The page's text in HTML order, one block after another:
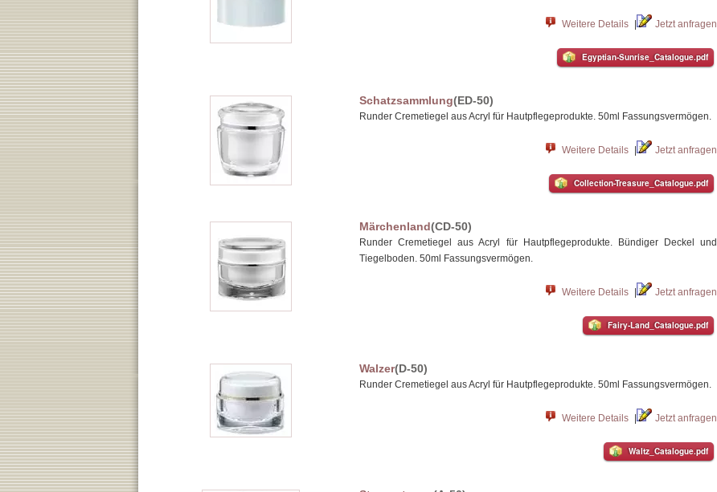
Weitere Details Jetzt anfragen
Egyptian-Sunrise_Catalogue.pdf
Schatzsammlung(ED-50)
Runder Cremetiegel aus Acryl für Hautpflegeprodukte. 50ml Fassungsvermögen.
Weitere Details Jetzt anfragen
Collection-Treasure_Catalogue.pdf
Märchenland(CD-50)
Runder Cremetiegel aus Acryl für Hautpflegeprodukte. Bündiger Deckel und
Tiegelboden. 50ml Fassungsvermögen.
Weitere Details Jetzt anfragen
Fairy-Land_Catalogue.pdf
Walzer(D-50)
Runder Cremetiegel aus Acryl für Hautpflegeprodukte. 50ml Fassungsvermögen.
Weitere Details Jetzt anfragen
Waltz_Catalogue.pdf